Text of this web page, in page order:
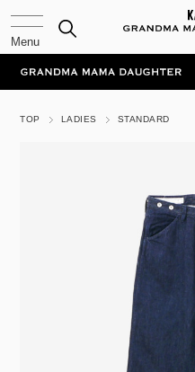
TOP LADIES STANDARD